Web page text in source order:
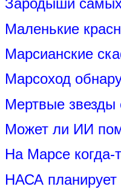
Зародыши самых
Маленькие
Марсианские
Марсоход
Мертвые звезды
Может ли ИИ
На Марсе когда-
НАСА